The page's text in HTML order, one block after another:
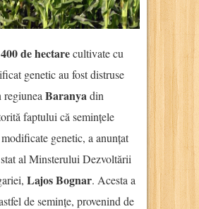
400 de hectarecultivate cu
genetic au fost distruse
regiunea Baranyadin
faptului că semințele
genetic, a anunțat
al Minsterului Dezvoltării
Lajos Bognar. Acesta a
de semințe, provenind de